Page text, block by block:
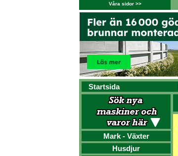
Våra sidor >>
Startsida
Mark - Växter
Husdjur